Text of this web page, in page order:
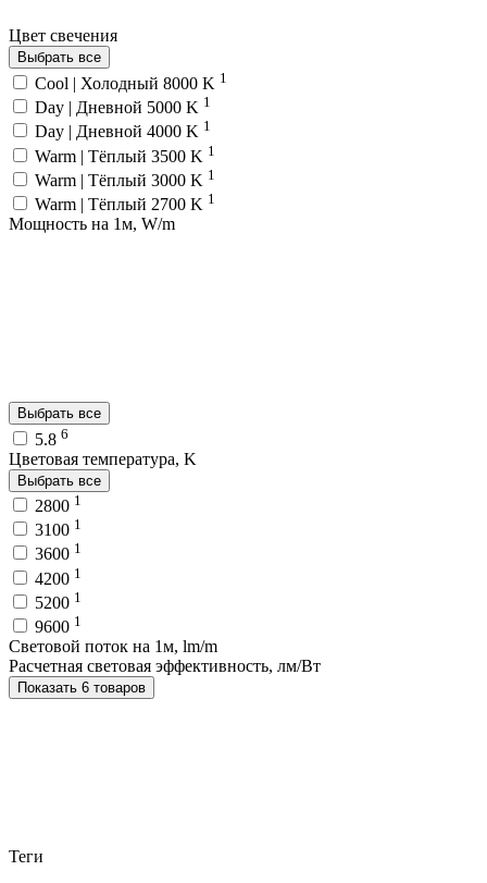
Цвет свечения
Выбрать все
Cool | Холодный 8000 K 1
Day | Дневной 5000 K 1
Day | Дневной 4000 K 1
Warm | Тёплый 3500 K 1
Warm | Тёплый 3000 K 1
Warm | Тёплый 2700 K 1
Мощность на 1м, W/m
Выбрать все
5.8 6
Цветовая температура, K
Выбрать все
2800 1
3100 1
3600 1
4200 1
5200 1
9600 1
Световой поток на 1м, lm/m
Расчетная световая эффективность, лм/Вт
Показать 6 товаров
Теги